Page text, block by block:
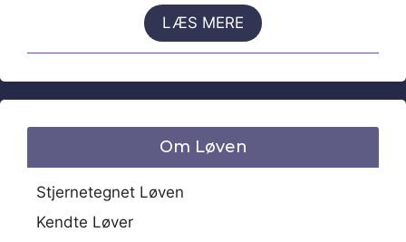
LÆS MERE
Om Løven
Stjernetegnet Løven
Kendte Løver